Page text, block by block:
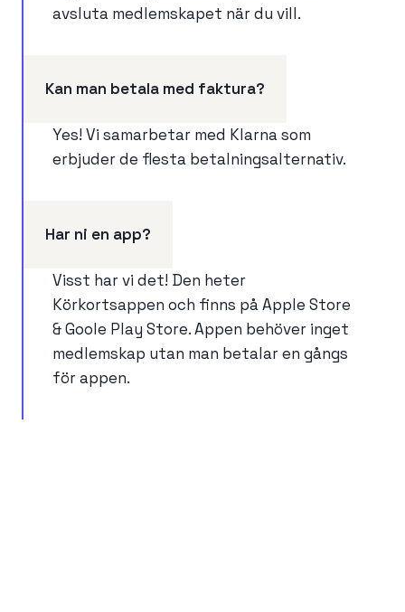
avsluta medlemskapet när du vill.
Kan man betala med faktura?
Yes! Vi samarbetar med Klarna som
erbjuder de flesta betalningsalternativ.
Har ni en app?
Visst har vi det! Den heter
Körkortsappen och finns på Apple Store
& Goole Play Store. Appen behöver inget
medlemskap utan man betalar en gångs
för appen.